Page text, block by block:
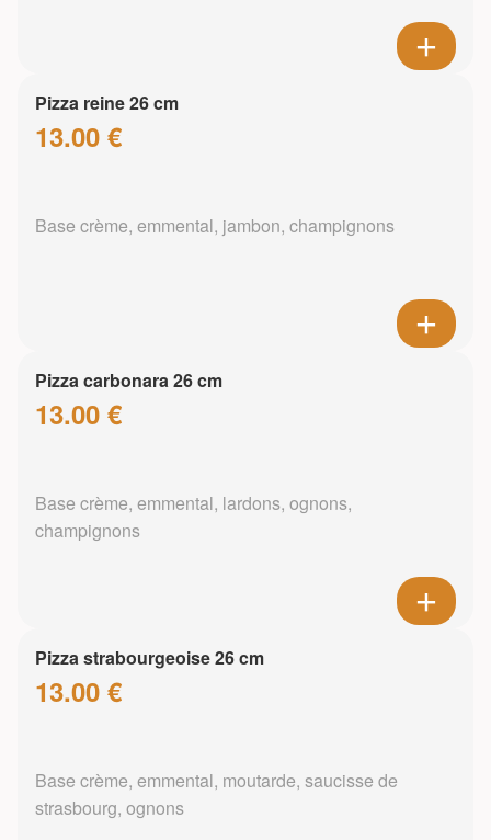
Pizza reine 26 cm
13.00 €
Base crème, emmental, jambon, champignons
Pizza carbonara 26 cm
13.00 €
Base crème, emmental, lardons, ognons,
champignons
Pizza strabourgeoise 26 cm
13.00 €
Base crème, emmental, moutarde, saucisse de
strasbourg, ognons